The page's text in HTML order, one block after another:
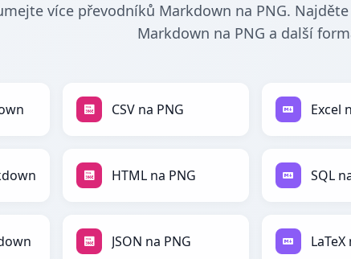
více převodníků Markdown na PNG.
Markdown na PNG a další
CSV na PNG Excel
HTML na PNG SQL
JSON na PNG